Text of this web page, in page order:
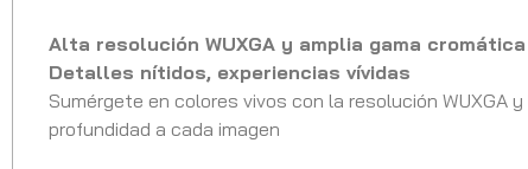
Alta resolución WUXGA y amplia gama
Detalles nítidos, experiencias vívidas
Sumérgete en colores vivos con la resolución WUXGA
profundidad a cada imagen